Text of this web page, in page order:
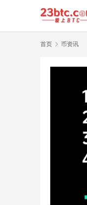
首页 币资讯